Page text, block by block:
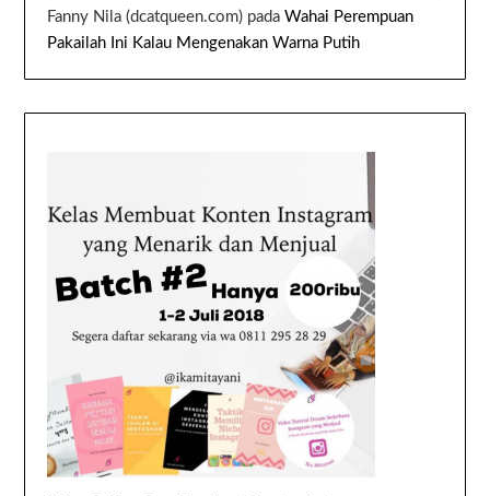
Fanny Nila (dcatqueen.com) padaWahai Perempuan
Pakailah Ini Kalau Mengenakan Warna Putih